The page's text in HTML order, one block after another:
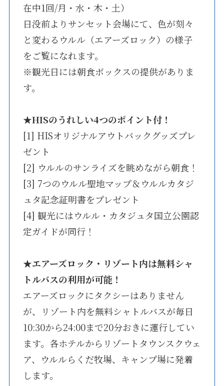
在中1回/月・水・木・土）
日没前よりサンセット会場にて、色が刻々
と変わるウルル（エアーズロック）の様子
をご覧になれます。
※観光日には朝食ボックスの提供がありま
す。
★HISのうれしい4つのポイント付！
[1] HISオリジナルアウトバックグッズプレ
ゼント
[2] ウルルのサンライズを眺めながら朝食！
[3] 7つのウルル聖地マップ＆ウルルカタジ
ュタ記念証明書をプレゼント
[4] 観光にはウルル・カタジュタ国立公園認
定ガイドが同行！
★エアーズロック・リゾート内は無料シャ
トルバスの利用が可能！
エアーズロックにタクシーはありません
が、リゾート内を無料シャトルバスが毎日
10:30から24:00まで20分おきに運行してい
ます。各ホテルからリゾートタウンスクウェ
ア、ウルルらくだ牧場、キャンプ場に発着
します。